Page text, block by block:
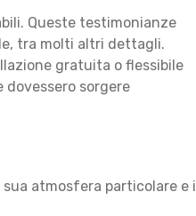
Queste testimonianze
tra molti altri dettagli.
gratuita o flessibile
sorgere
atmosfera particolare e i